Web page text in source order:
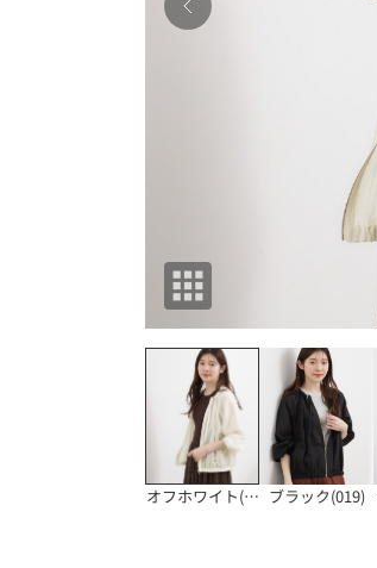
オフホワイト(003 ブラック(019)